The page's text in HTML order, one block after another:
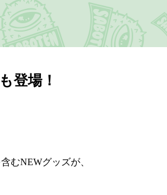
登場！
むNEWグッズが、